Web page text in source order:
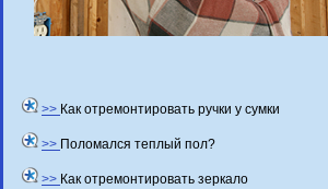
>> Как отремонтировать ручки у сумки
>> Поломался теплый пол?
>> Как отремонтировать зеркало